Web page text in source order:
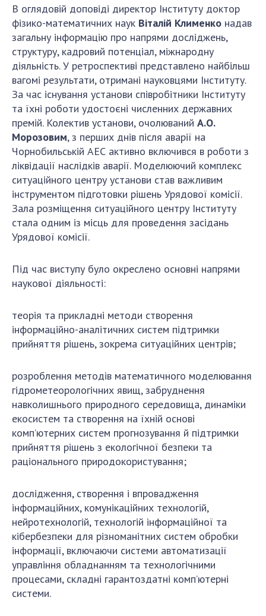
В оглядовій доповіді директор Інституту доктор
фізико-математичних наук Віталій Клименко надав
загальну інформацію про напрями досліджень,
структуру, кадровий потенціал, міжнародну
діяльність. У ретроспективі представлено найбільш
вагомі результати, отримані науковцями Інституту.
За час існування установи співробітники Інституту
та їхні роботи удостоєні численних державних
премій. Колектив установи, очолюваний А.О.
Морозовим, з перших днів після аварії на
Чорнобильській АЕС активно включився в роботи з
ліквідації наслідків аварії. Моделюючий комплекс
ситуаційного центру установи став важливим
інструментом підготовки рішень Урядової комісії.
Зала розміщення ситуаційного центру Інституту
стала одним із місць для проведення засідань
Урядової комісії.
Під час виступу було окреслено основні напрями
наукової діяльності:
теорія та прикладні методи створення
інформаційно-аналітичних систем підтримки
прийняття рішень, зокрема ситуаційних центрів;
розроблення методів математичного моделювання
гідрометеорологічних явищ, забруднення
навколишнього природного середовища, динаміки
екосистем та створення на їхній основі
комп’ютерних систем прогнозування й підтримки
прийняття рішень з екологічної безпеки та
раціонального природокористування;
дослідження, створення і впровадження
інформаційних, комунікаційних технологій,
нейротехнологій, технологій інформаційної та
кібербезпеки для різноманітних систем обробки
інформації, включаючи системи автоматизації
управління обладнанням та технологічними
процесами, складні гарантоздатні комп’ютерні
системи.